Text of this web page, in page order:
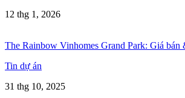
12 thg 1, 2026
The Rainbow Vinhomes Grand Park: Giá bán
Tin dự án
31 thg 10, 2025